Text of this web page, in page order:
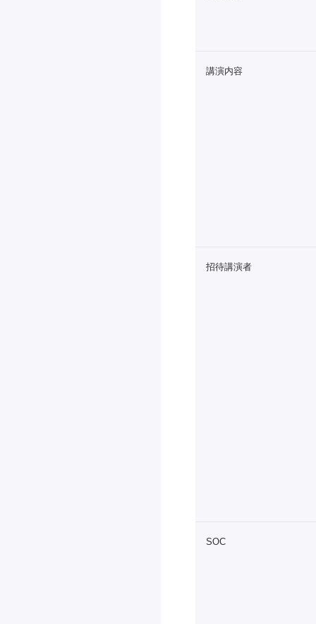
講演内容
招待講演者
SOC